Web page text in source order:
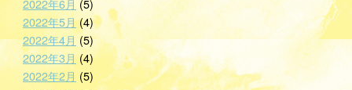
2022年6月 (5)
2022年5月(4)
2022年4月(5)
2022年3月(4)
2022年2月 (5)